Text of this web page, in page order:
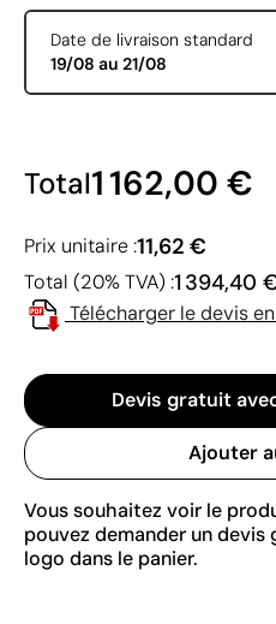
Date de livraison standard
19/08 au 21/08
Total1 162,00 €
Prix unitaire :11,62 €
Total (20% TVA) :1 394,40
Télécharger le devis en
Devis gratuit
Ajouter
Vous souhaitez voir le
pouvez demander un
logo dans le panier.